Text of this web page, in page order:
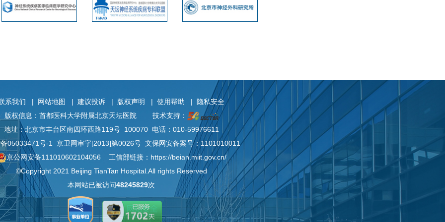
系我们 | 网站地图 | 建议投诉 | 版权声明 | 使用帮助 |
隐私安全
版权信息：首都医科大学附属北京天坛医院 技术支持：
地址：北京市丰台区南四环西路119号 100070 电话：010-59976611
05033471号-1
京卫网审字[2013]第0026号 文保网安备案号：1101010011
京公网安备111010602104056 工信部链接： https://beian.miit.gov.cn/
©Copyright 2021 Beijing TianTan Hospital.All rights Reserved
本网站已被访问48245829次